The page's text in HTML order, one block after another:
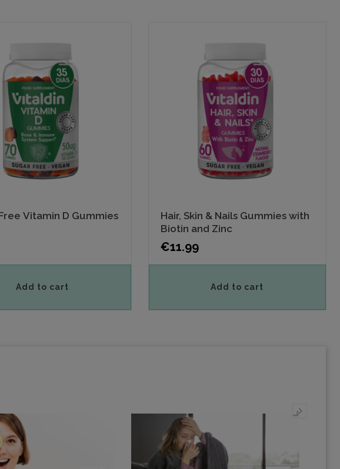
Vitamin D Gummies
Add to cart
Hair, Skin & Nails Gummies with
Biotin and Zinc
Price
€11.99
Add to cart